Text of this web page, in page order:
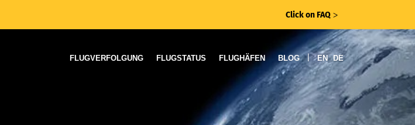
Click on FAQ ᐳ
FLUGVERFOLGUNG FLUGSTATUS FLUGHÄFEN BLOG | EN DE